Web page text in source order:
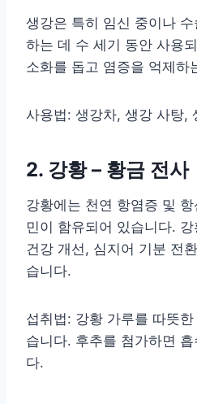
생강은 특히 임신 중이나
하는 데 수 세기 동안 사용
소화를 돕고 염증을 억제하
사용법: 생강차, 생강 사탕,
2. 강황 – 황금 전사
강황에는 천연 항염증 및
민이 함유되어 있습니다.
건강 개선, 심지어 기분 전
습니다.
섭취법: 강황 가루를 따뜻
습니다. 후추를 첨가하면
다.